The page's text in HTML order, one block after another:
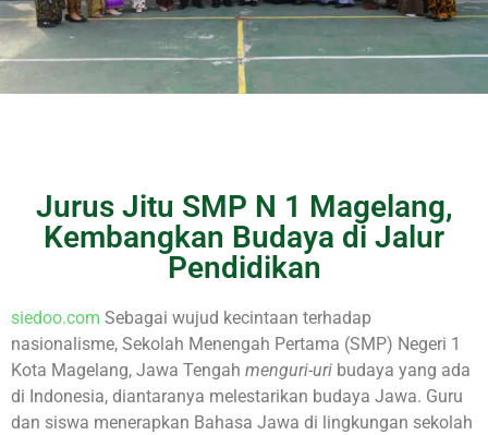
Jurus Jitu SMP N 1 Magelang,
Kembangkan Budaya di Jalur
Pendidikan
siedoo.com Sebagai wujud kecintaan terhadap
nasionalisme, Sekolah Menengah Pertama (SMP) Negeri 1
Kota Magelang, Jawa Tengah menguri-uri budaya yang ada
di Indonesia, diantaranya melestarikan budaya Jawa. Guru
dan siswa menerapkan Bahasa Jawa di lingkungan sekolah